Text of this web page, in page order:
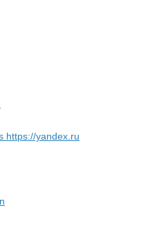
https://yandex.ru